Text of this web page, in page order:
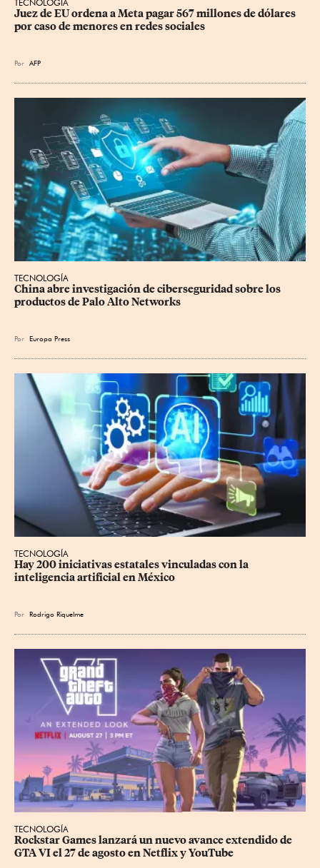
TECNOLOGÍA
Juez de EU ordena a Meta pagar 567 millones de dólares
por caso de menores en redes sociales
Por AFP
TECNOLOGÍA
China abre investigación de ciberseguridad sobre los
productos de Palo Alto Networks
Por Europa Press
TECNOLOGÍA
Hay 200 iniciativas estatales vinculadas con la
inteligencia artificial en México
Por Rodrigo Riquelme
TECNOLOGÍA
Rockstar Games lanzará un nuevo avance extendido de
GTA VI el 27 de agosto en Netflix y YouTube